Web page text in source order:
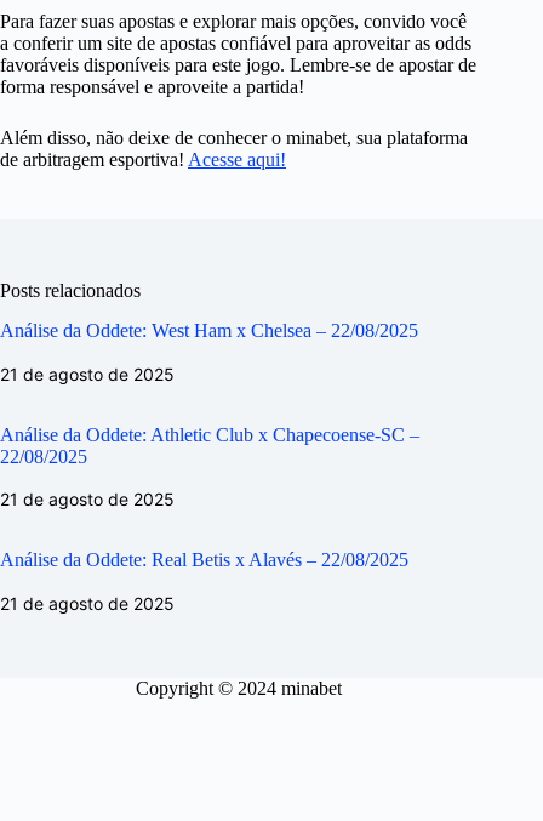
Para fazer suas apostas e explorar mais opções, convido você
a conferir um site de apostas confiável para aproveitar as odds
favoráveis disponíveis para este jogo. Lembre-se de apostar de
forma responsável e aproveite a partida!
Além disso, não deixe de conhecer o minabet, sua plataforma
de arbitragem esportiva! Acesse aqui!
Posts relacionados
Análise da Oddete: West Ham x Chelsea – 22/08/2025
21 de agosto de 2025
Análise da Oddete: Athletic Club x Chapecoense-SC –
22/08/2025
21 de agosto de 2025
Análise da Oddete: Real Betis x Alavés – 22/08/2025
21 de agosto de 2025
Copyright © 2024 minabet